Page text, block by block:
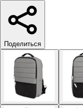
Поделиться